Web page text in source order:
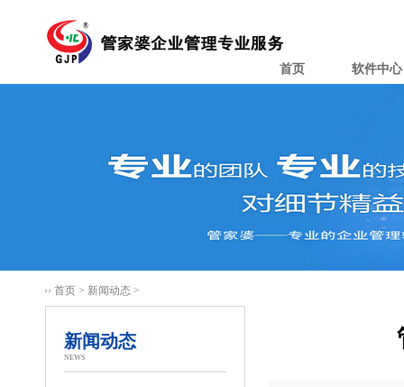
首页 软件中心
首页 > 新闻动态 >
新闻动态
NEWS